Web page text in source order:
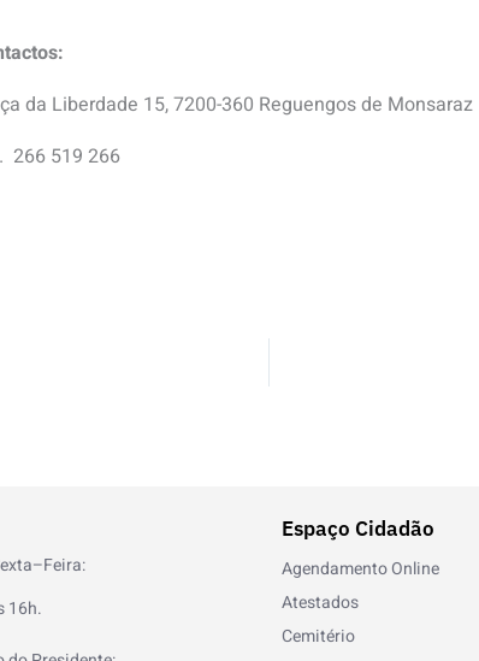
da Liberdade 15, 7200-360 Reguengos de Monsaraz
266 519 266
16h.
Espaço Cidadão
Agendamento Online
Atestados
Cemitério